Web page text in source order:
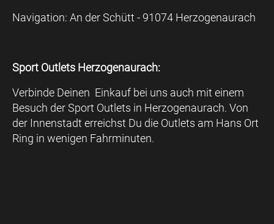
Navigation: An der Schütt - 91074 Herzogenaurach
Sport Outlets Herzogenaurach:
Verbinde Deinen Einkauf bei uns auch mit einem
Besuch der Sport Outlets in Herzogenaurach. Von
der Innenstadt erreichst Du die Outlets am Hans Ort
Ring in wenigen Fahrminuten.